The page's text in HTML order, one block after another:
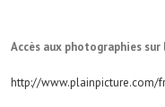
Accès aux photographies
http://www.plainpicture.com/